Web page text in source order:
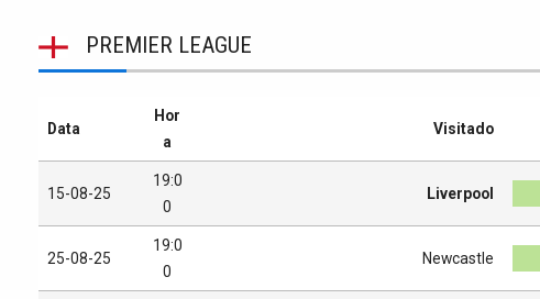
PREMIER LEAGUE
Data
Hor
a
Visitado
15-08-25
19:0
0
Liverpool
25-08-25
19:0
0
Newcastle